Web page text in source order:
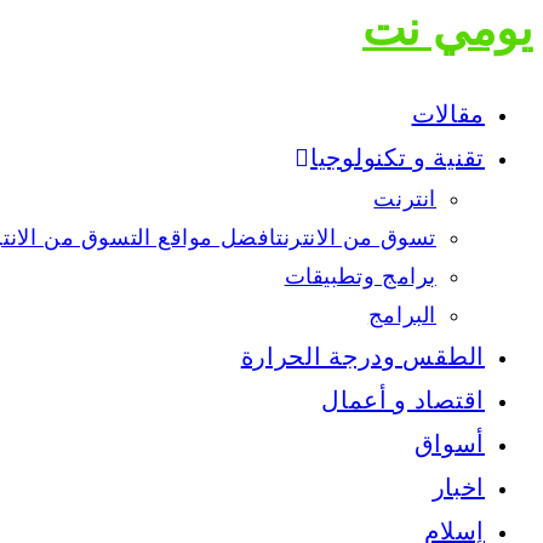
يومي نت
مقالات
تقنية و تكنولوجيا
انترنت
تسوق من الانترنتافضل مواقع التسوق من
برامج وتطبيقات
البرامج
الطقس ودرجة الحرارة
اقتصاد و أعمال
أسواق
اخبار
إسلام